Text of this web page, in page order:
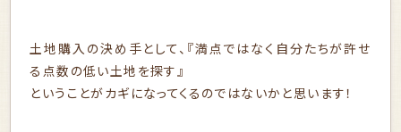
土地購入の決め手として、『満点ではなく自分たちが許せ
る点数の低い土地を探す』
ということがカギになってくるのではないかと思います！